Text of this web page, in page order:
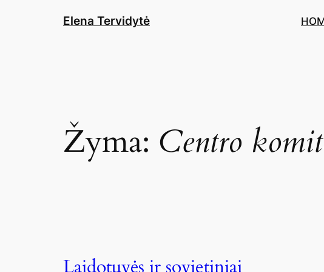
Elena Tervidytė
Žyma: Centro